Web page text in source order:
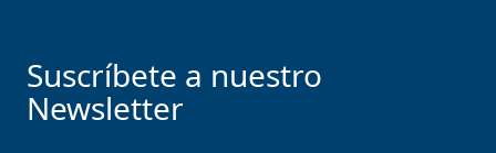
Suscríbete a nuestro
Newsletter